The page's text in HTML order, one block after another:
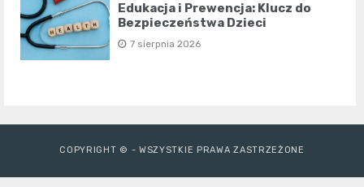
Edukacja i Prewencja: Klucz do
Bezpieczeństwa Dzieci
7 sierpnia 2026
COPYRIGHT © - WSZYSTKIE PRAWA ZASTRZEŻONE